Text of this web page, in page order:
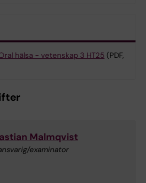
hälsa - vetenskap 3 HT25 (PDF,
Malmqvist
examinator